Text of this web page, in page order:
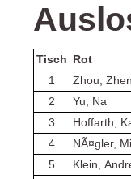
Tisch
Rot
1
Zhou,
2
Yu, Na
3
Hoffarth,
4
NÃ¤gler,
5
Klein,